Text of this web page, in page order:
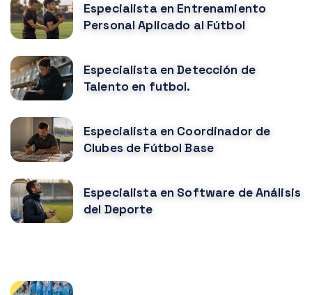
Especialista en Entrenamiento
Personal Aplicado al Fútbol
Especialista en Detección de
Talento en futbol.
Especialista en Coordinador de
Clubes de Fútbol Base
Especialista en Software de Análisis
del Deporte